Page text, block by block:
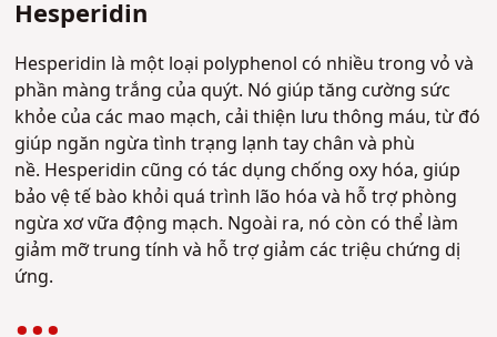
Hesperidin
Hesperidin là một loại polyphenol có nhiều trong vỏ và
phần màng trắng của quýt. Nó giúp tăng cường sức
khỏe của các mao mạch, cải thiện lưu thông máu, từ đó
giúp ngăn ngừa tình trạng lạnh tay chân và phù
nề. Hesperidin cũng có tác dụng chống oxy hóa, giúp
bảo vệ tế bào khỏi quá trình lão hóa và hỗ trợ phòng
ngừa xơ vữa động mạch. Ngoài ra, nó còn có thể làm
giảm mỡ trung tính và hỗ trợ giảm các triệu chứng dị
ứng.